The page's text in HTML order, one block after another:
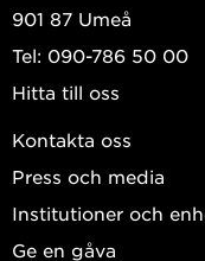
901 87 Umeå
Tel: 090-786 50 00
Hitta till oss
Kontakta oss
Press och media
Institutioner och
Ge en gåva